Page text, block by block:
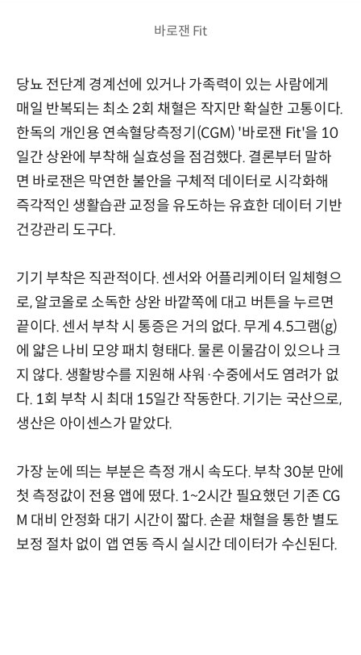
바로잰 Fit
당뇨 전단계 경계선에 있거나 가족력이 있는 사람에게
매일 반복되는 최소 2회 채혈은 작지만 확실한 고통이다.
한독의 개인용 연속혈당측정기(CGM) '바로잰 Fit'을 10
일간 상완에 부착해 실효성을 점검했다. 결론부터 말하
면 바로잰은 막연한 불안을 구체적 데이터로 시각화해
즉각적인 생활습관 교정을 유도하는 유효한 데이터 기반
건강관리 도구다.
기기 부착은 직관적이다. 센서와 어플리케이터 일체형으
로, 알코올로 소독한 상완 바깥쪽에 대고 버튼을 누르면
끝이다. 센서 부착 시 통증은 거의 없다. 무게 4.5그램(g)
에 얇은 나비 모양 패치 형태다. 물론 이물감이 있으나 크
지 않다. 생활방수를 지원해 샤워·수중에서도 염려가 없
다. 1회 부착 시 최대 15일간 작동한다. 기기는 국산으로,
생산은 아이센스가 맡았다.
가장 눈에 띄는 부분은 측정 개시 속도다. 부착 30분 만에
첫 측정값이 전용 앱에 떴다. 1~2시간 필요했던 기존 CG
M 대비 안정화 대기 시간이 짧다. 손끝 채혈을 통한 별도
보정 절차 없이 앱 연동 즉시 실시간 데이터가 수신된다.